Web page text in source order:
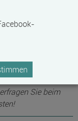
Sie beim